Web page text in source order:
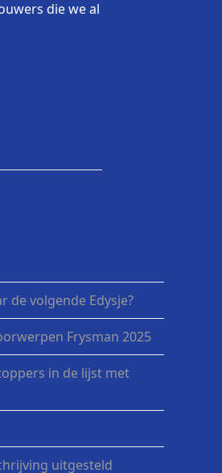
die we al
de volgende Edysje?
Frysman 2025
in de lijst met
uitgesteld